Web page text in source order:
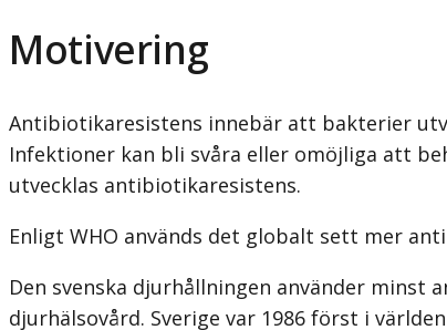
Motivering
Antibiotikaresistens innebär att bakterier
Infektioner kan bli svåra eller omöjliga att
utvecklas antibiotikaresistens.
Enligt WHO används det globalt sett mer
Den svenska djurhållningen använder minst
djurhälsovård. Sverige var 1986 först i